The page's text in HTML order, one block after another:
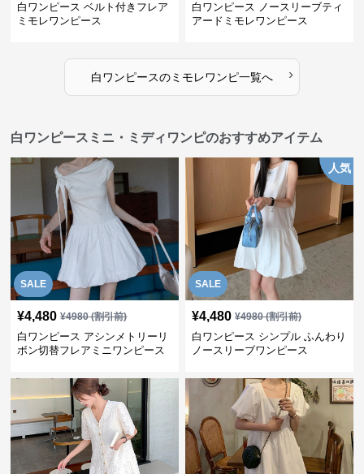
白ワンピース ベルト付きフレア
ミモレワンピース
白ワンピース ノースリーブティ
アードミモレワンピース
白ワンピースのミモレワンピ一覧へ ›
白ワンピースミニ・ミディワンピのおすすめアイテム
SALE
¥4,480 ¥4980(割引前)
白ワンピース アシンメトリーリ
ボン切替フレアミニワンピース
SALE
人気
¥4,480 ¥4980(割引前)
白ワンピース シンプル ふんわり
ノースリーブワンピース